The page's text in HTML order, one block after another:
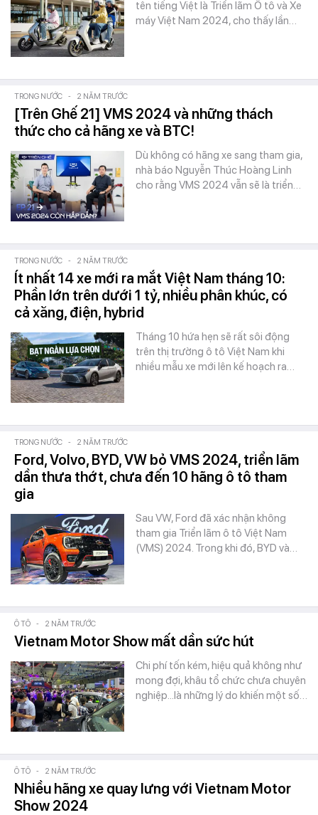
tên tiếng Việt là Triển lãm Ô tô và Xe
máy Việt Nam 2024, cho thấy lần…
TRONG NƯỚC - 2 NĂM TRƯỚC
[Trên Ghế 21] VMS 2024 và những thách
thức cho cả hãng xe và BTC!
Dù không có hãng xe sang tham gia,
nhà báo Nguyễn Thúc Hoàng Linh
cho rằng VMS 2024 vẫn sẽ là triển…
TRONG NƯỚC - 2 NĂM TRƯỚC
Ít nhất 14 xe mới ra mắt Việt Nam tháng 10:
Phần lớn trên dưới 1 tỷ, nhiều phân khúc, có
cả xăng, điện, hybrid
Tháng 10 hứa hẹn sẽ rất sôi động
trên thị trường ô tô Việt Nam khi
nhiều mẫu xe mới lên kế hoạch ra…
TRONG NƯỚC - 2 NĂM TRƯỚC
Ford, Volvo, BYD, VW bỏ VMS 2024, triển lãm
dần thưa thớt, chưa đến 10 hãng ô tô tham
gia
Sau VW, Ford đã xác nhận không
tham gia Triển lãm ô tô Việt Nam
(VMS) 2024. Trong khi đó, BYD và…
Ô TÔ - 2 NĂM TRƯỚC
Vietnam Motor Show mất dần sức hút
Chi phí tốn kém, hiệu quả không như
mong đợi, khâu tổ chức chưa chuyên
nghiệp...là những lý do khiến một số…
Ô TÔ - 2 NĂM TRƯỚC
Nhiều hãng xe quay lưng với Vietnam Motor
Show 2024